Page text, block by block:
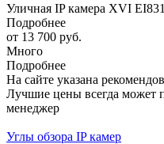
Уличная IP камера XVI
Подробнее
от 13 700 руб.
Много
Подробнее
На сайте указана
Лучшие цены всегда может
менеджер
Углы обзора IP камер